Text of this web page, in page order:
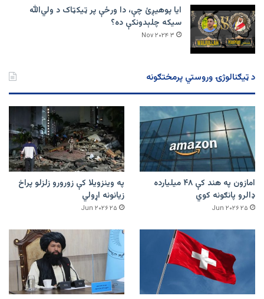
ایا پوهیږئ چې، دا ورځې پر ټيکټاک د ولي‌الله
سیکه چلېدونکې ده؟
۳ Nov ۲۰۲۴
د ټیګنالوژۍ وروستي پرمختګونه
امازون په هند کې ۴۸ میلیارده
ډالرو پانګونه کوي
۲۵ Jun ۲۰۲۶
په وینزویلا کې زورورو زلزلو پراخ
زیانونه اړولي
۲۵ Jun ۲۰۲۶